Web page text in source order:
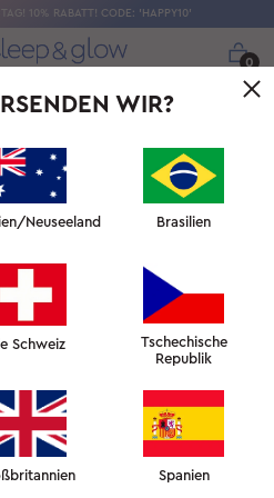
10% RABATT! CODE: 'HAPPY10'
0
WIR?
Neuseeland Brasilien
Schweiz
Tschechische
Republik
Spanien